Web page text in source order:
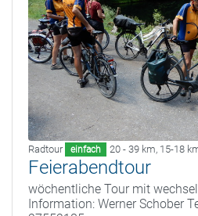
Radtour einfach 20 - 39 km, 15-18
Feierabendtour
wöchentliche Tour mit
Information: Werner Schober